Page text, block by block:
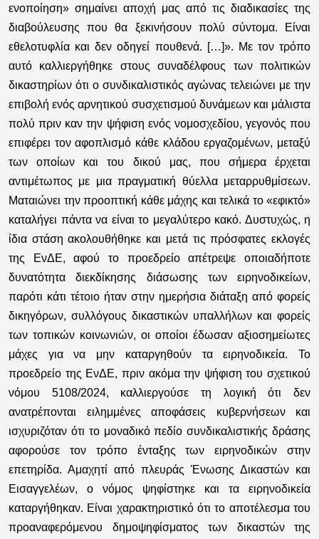
ενοποίηση» σημαίνει αποχή μας από τις διαδικασίες της
διαβούλευσης που θα ξεκινήσουν πολύ σύντομα. Είναι
εθελοτυφλία και δεν οδηγεί πουθενά. […]». Με τον τρόπο
αυτό καλλιεργήθηκε στους συναδέλφους των πολιτικών
δικαστηρίων ότι ο συνδικαλιστικός αγώνας τελειώνει με την
επιβολή ενός αρνητικού συσχετισμού δυνάμεων και μάλιστα
πολύ πριν καν την ψήφιση ενός νομοσχεδίου, γεγονός που
επιφέρει τον αφοπλισμό κάθε κλάδου εργαζομένων, μεταξύ
των οποίων και του δικού μας, που σήμερα έρχεται
αντιμέτωπος με μια πραγματική θύελλα μεταρρυθμίσεων.
Ματαιώνει την προοπτική κάθε μάχης και τελικά το «εφικτό»
καταλήγει πάντα να είναι το μεγαλύτερο κακό. Δυστυχώς, η
ίδια στάση ακολουθήθηκε και μετά τις πρόσφατες εκλογές
της ΕνΔΕ, αφού το προεδρείο απέτρεψε οποιαδήποτε
δυνατότητα διεκδίκησης διάσωσης των ειρηνοδικείων,
παρότι κάτι τέτοιο ήταν στην ημερήσια διάταξη από φορείς
δικηγόρων, συλλόγους δικαστικών υπαλλήλων και φορείς
των τοπικών κοινωνιών, οι οποίοι έδωσαν αξιοσημείωτες
μάχες για να μην καταργηθούν τα ειρηνοδικεία. Το
προεδρείο της ΕνΔΕ, πριν ακόμα την ψήφιση του σχετικού
νόμου 5108/2024, καλλιεργούσε τη λογική ότι δεν
ανατρέπονται ειλημμένες αποφάσεις κυβερνήσεων και
ισχυριζόταν ότι το μοναδικό πεδίο συνδικαλιστικής δράσης
αφορούσε τον τρόπο ένταξης των ειρηνοδικών στην
επετηρίδα. Αμαχητί από πλευράς Ένωσης Δικαστών και
Εισαγγελέων, ο νόμος ψηφίστηκε και τα ειρηνοδικεία
καταργήθηκαν. Είναι χαρακτηριστικό ότι το αποτέλεσμα του
προαναφερόμενου δημοψηφίσματος των δικαστών της